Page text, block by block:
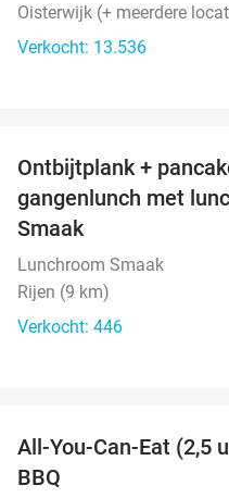
Oisterwijk (+ meerdere
Verkocht: 13.536
Ontbijtplank +
gangenlunch met
Smaak
Lunchroom Smaak
Rijen (9 km)
Verkocht: 446
All-You-Can-Eat (2,5
BBQ